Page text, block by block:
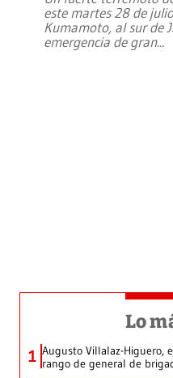
este martes 28 de
Kumamoto, al sur de
emergencia de gran...
Lo
1 Augusto Villalaz-Higuero,
rango de general de